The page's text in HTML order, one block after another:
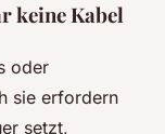
keine Kabel
oder
sie erfordern
setzt,